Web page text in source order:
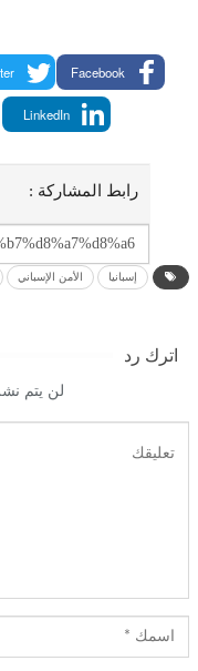
Facebook
LinkedIn
رابط المشاركة :
إسبانيا الأمن الإسباني
اترك رد
لن يتم